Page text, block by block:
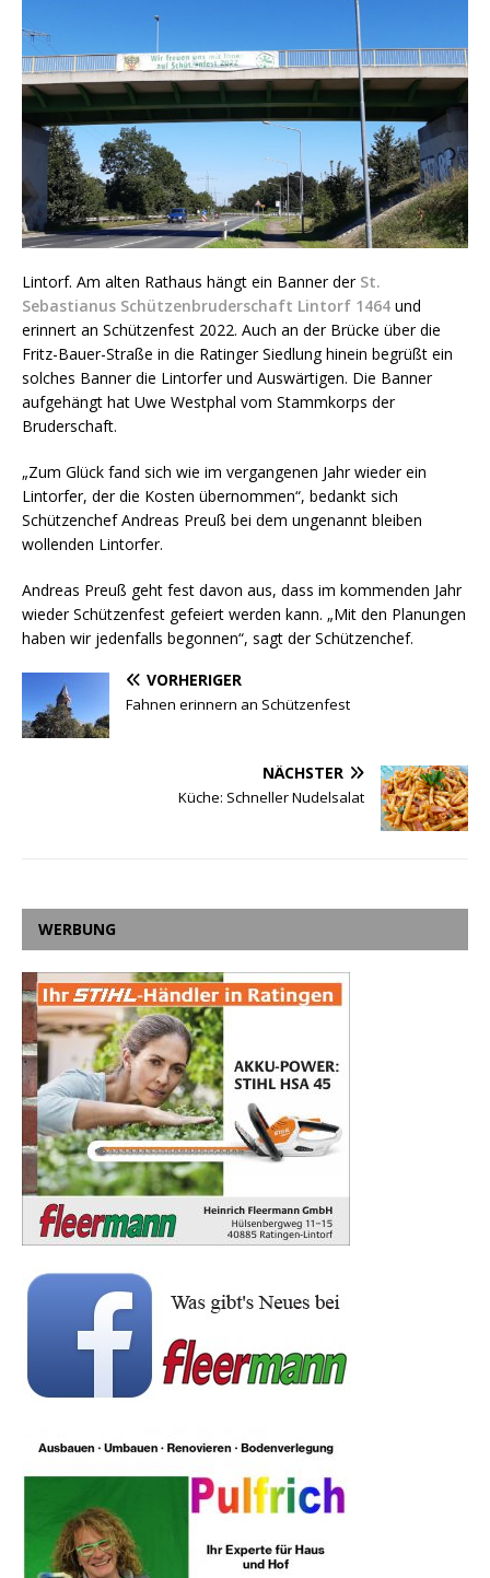
Lintorf. Am alten Rathaus hängt ein Banner der St.
Sebastianus Schützenbruderschaft Lintorf 1464 und
erinnert an Schützenfest 2022. Auch an der Brücke über die
Fritz-Bauer-Straße in die Ratinger Siedlung hinein begrüßt ein
solches Banner die Lintorfer und Auswärtigen. Die Banner
aufgehängt hat Uwe Westphal vom Stammkorps der
Bruderschaft.
„Zum Glück fand sich wie im vergangenen Jahr wieder ein
Lintorfer, der die Kosten übernommen“, bedankt sich
Schützenchef Andreas Preuß bei dem ungenannt bleiben
wollenden Lintorfer.
Andreas Preuß geht fest davon aus, dass im kommenden Jahr
wieder Schützenfest gefeiert werden kann. „Mit den Planungen
haben wir jedenfalls begonnen“, sagt der Schützenchef.
VORHERIGER
Fahnen erinnern an Schützenfest
NÄCHSTER
Küche: Schneller Nudelsalat
WERBUNG